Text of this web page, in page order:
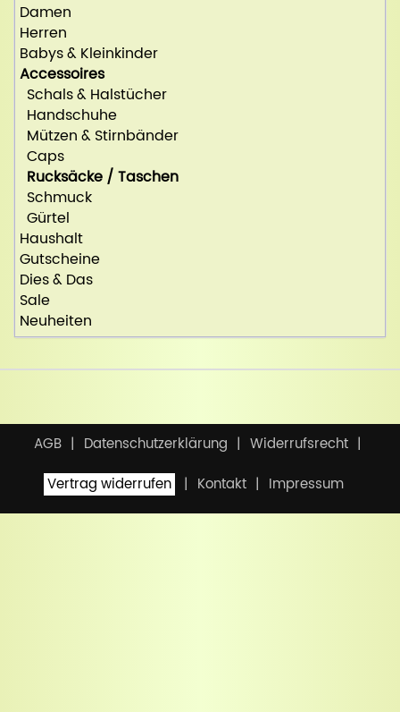
Damen
Herren
Babys & Kleinkinder
Accessoires
Schals & Halstücher
Handschuhe
Mützen & Stirnbänder
Caps
Rucksäcke / Taschen
Schmuck
Gürtel
Haushalt
Gutscheine
Dies & Das
Sale
Neuheiten
AGB Datenschutzerklärung
Widerrufsrecht
Vertrag widerrufen
Kontakt Impressum